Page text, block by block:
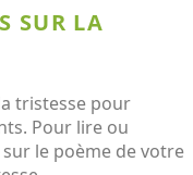
SUR LA
tristesse pour
Pour lire ou
le poème de votre